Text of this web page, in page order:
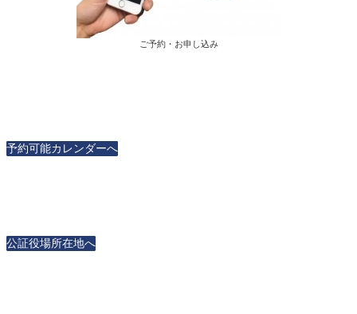
ご予約・お申し込み
予約可能カレンダーへ
公証役場所在地へ